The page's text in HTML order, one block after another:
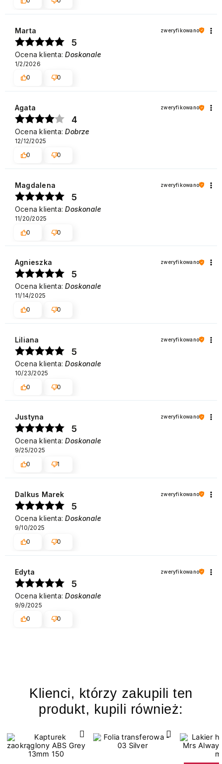
Marta zweryfikowano
5
Ocena klienta:Doskonale
1/2/2026
0
0
Agata zweryfikowano
4
Ocena klienta:Dobrze
12/12/2025
0
0
Magdalena zweryfikowano
5
Ocena klienta:Doskonale
11/20/2025
0
0
Agnieszka zweryfikowano
5
Ocena klienta:Doskonale
11/14/2025
0
0
Liliana zweryfikowano
5
Ocena klienta:Doskonale
10/23/2025
0
0
Justyna zweryfikowano
5
Ocena klienta:Doskonale
9/25/2025
0
1
Dalkus Marek zweryfikowano
5
Ocena klienta:Doskonale
9/10/2025
0
0
Edyta zweryfikowano
5
Ocena klienta:Doskonale
9/9/2025
0
0
Klienci, którzy zakupili ten
produkt, kupili również: